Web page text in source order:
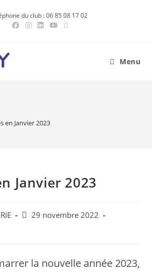
du club : 06 85 08 17 02
Menu
en Janvier 2023
Janvier 2023
Post29 novembre 2022
la nouvelle année 2023,